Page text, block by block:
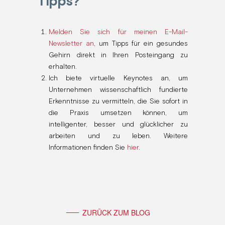
Melden Sie sich für meinen E-Mail-
Newsletter an, um Tipps für ein gesundes
Gehirn direkt in Ihren Posteingang zu
erhalten.
Ich biete virtuelle Keynotes an, um
Unternehmen wissenschaftlich fundierte
Erkenntnisse zu vermitteln, die Sie sofort in
die Praxis umsetzen können, um
intelligenter, besser und glücklicher zu
arbeiten und zu leben. Weitere
Informationen finden Sie hier.
ZURÜCK ZUM BLOG